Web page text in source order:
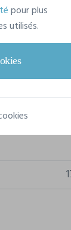
pour plus
utilisés.